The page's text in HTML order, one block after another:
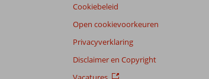
Cookiebeleid
Open cookievoorkeuren
Privacyverklaring
Disclaimer en Copyright